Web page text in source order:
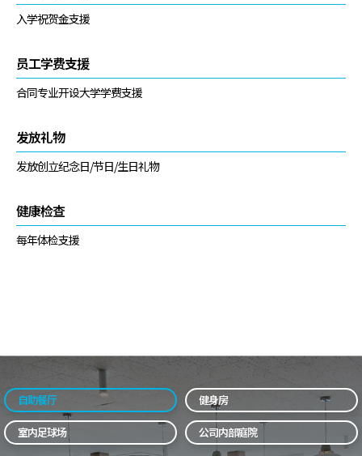
入学祝贺金支援
员工学费支援
合同专业开设大学学费支援
发放礼物
发放创立纪念日/节日/生日礼物
健康检查
每年体检支援
自助餐厅 健身房
室内足球场 公司内部庭院